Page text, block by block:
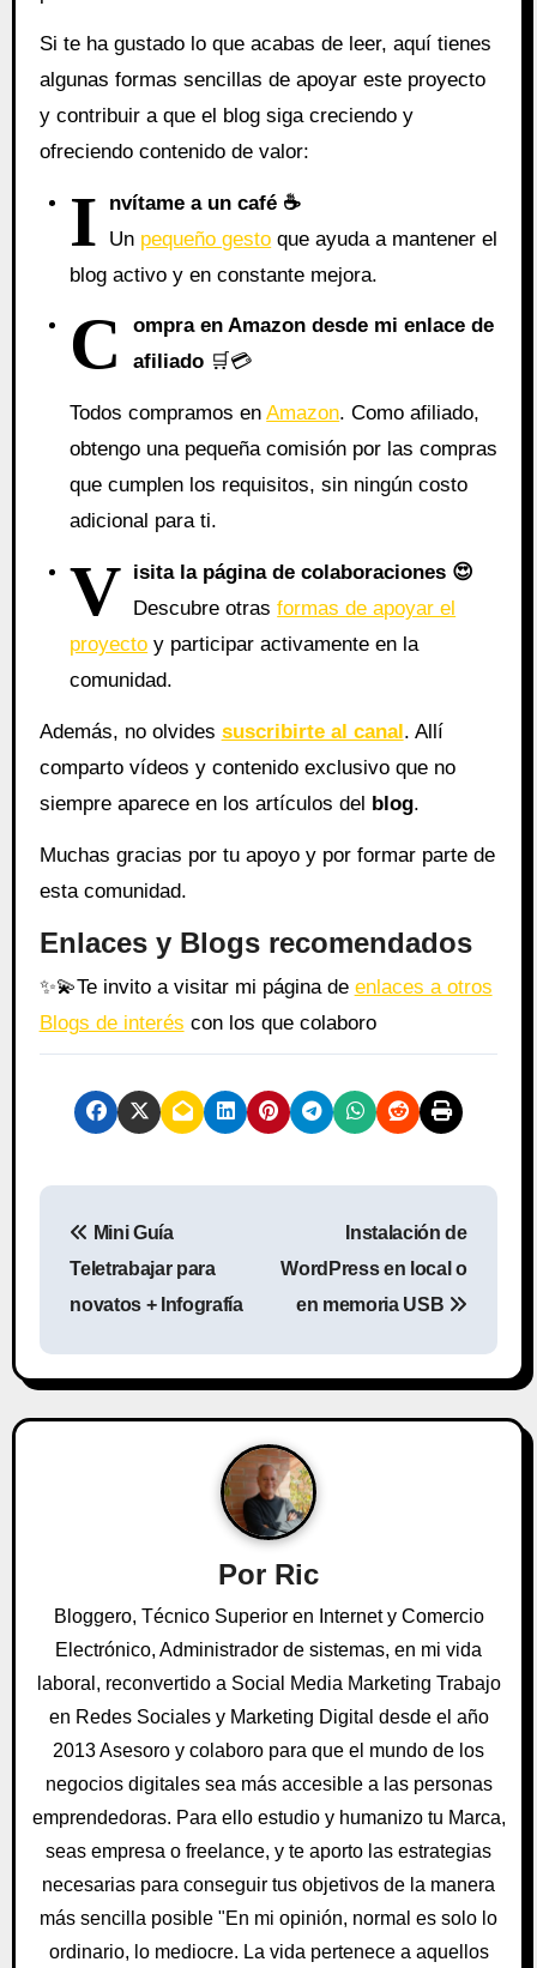
Si te ha gustado lo que acabas de leer, aquí tienes
algunas formas sencillas de apoyar este proyecto
y contribuir a que el blog siga creciendo y
ofreciendo contenido de valor:
I
nvítame a un café ☕
Un pequeño gesto que ayuda a mantener el
blog activo y en constante mejora.
C
ompra en Amazon desde mi enlace de
afiliado 🛒💳
Todos compramos enAmazon. Como afiliado,
obtengo una pequeña comisión por las compras
que cumplen los requisitos, sin ningún costo
adicional para ti.
V isita la página de colaboraciones 😍
Descubre otrasformas de apoyar el
proyecto y participar activamente en la
comunidad.
Además, no olvides suscribirte al canal. Allí
comparto vídeos y contenido exclusivo que no
siempre aparece en los artículos del blog.
Muchas gracias por tu apoyo y por formar parte de
esta comunidad.
Enlaces y Blogs recomendados
✨💫Te invito a visitar mi página de enlaces a otros
Blogs de interés con los que colaboro
e
g
ó
n
d
e
e
n
t
r
Mini Guía
Teletrabajar para
novatos + Infografía
Instalación de
WordPress en local o
en memoria USB
Por Ric
Bloggero, Técnico Superior en Internet y Comercio
Electrónico, Administrador de sistemas, en mi vida
laboral, reconvertido a Social Media Marketing Trabajo
en Redes Sociales y Marketing Digital desde el año
2013 Asesoro y colaboro para que el mundo de los
negocios digitales sea más accesible a las personas
emprendedoras. Para ello estudio y humanizo tu Marca,
seas empresa o freelance, y te aporto las estrategias
necesarias para conseguir tus objetivos de la manera
más sencilla posible "En mi opinión, normal es solo lo
ordinario, lo mediocre. La vida pertenece a aquellos